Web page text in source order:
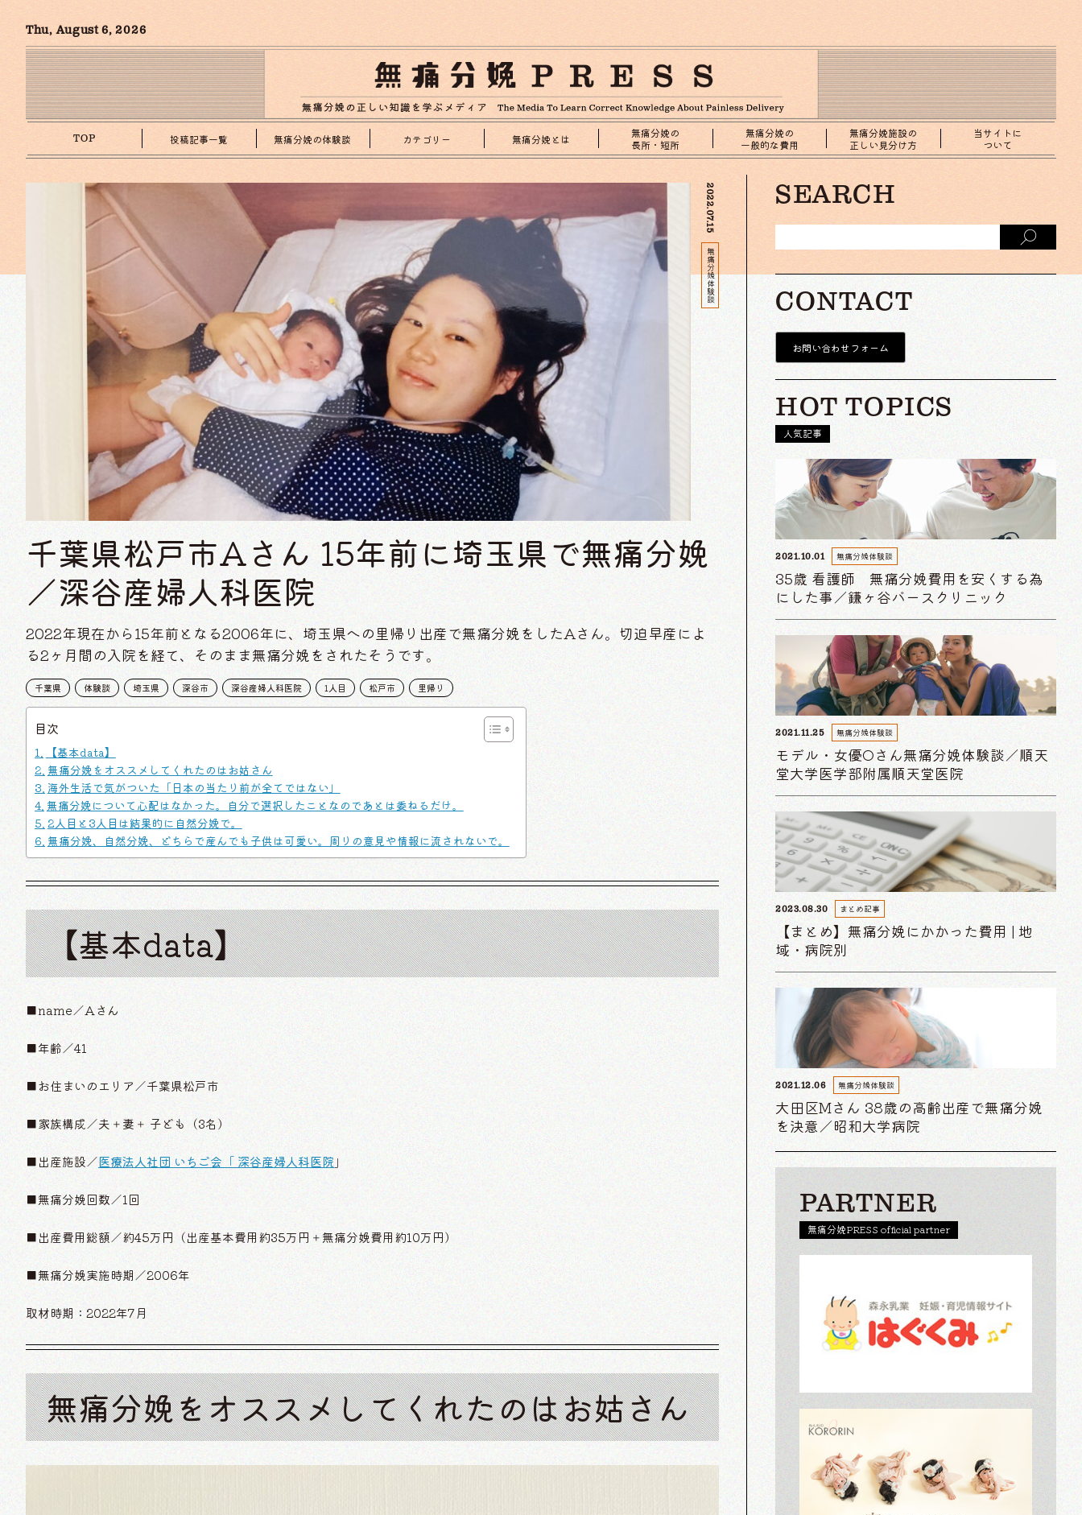
Thu, August 6, 2026
TOP 投稿記事一覧 無痛分娩の体験談 カテゴリー 無痛分娩とは
無痛分娩の
長所・短所
無痛分娩の
一般的な費用
無痛分娩施設の
正しい見分け方
当サイトに
ついて
2022.07.15
無痛分娩体験談
千葉県松戸市Aさん 15年前に埼玉県で無痛分娩
／深谷産婦人科医院
2022年現在から15年前となる2006年に、埼玉県への里帰り出産で無痛分娩をしたAさん。切迫早産によ
る2ヶ月間の入院を経て、そのまま無痛分娩をされたそうです。
千葉県 体験談 埼玉県 深谷市 深谷産婦人科医院 1人目 松戸市 里帰り
目次
【基本data】
無痛分娩をオススメしてくれたのはお姑さん
海外生活で気がついた「日本の当たり前が全てではない」
無痛分娩について心配はなかった。自分で選択したことなのであとは委ねるだけ。
2人目と3人目は結果的に自然分娩で。
無痛分娩、自然分娩、どちらで産んでも子供は可愛い。周りの意見や情報に流されないで。
【基本data】
■name／Aさん
■年齢／41
■お住まいのエリア／千葉県松戸市
■家族構成／夫＋妻＋ 子ども（3名）
■出産施設／医療法人社団 いちご会「 深谷産婦人科医院 」
■無痛分娩回数／1回
■出産費用総額／約45万円（出産基本費用約35万円＋無痛分娩費用約10万円）
■無痛分娩実施時期／2006年
取材時期：2022年7月
無痛分娩をオススメしてくれたのはお姑さん
SEARCH
CONTACT
お問い合わせフォーム
HOT TOPICS
人気記事
2021.10.01 無痛分娩体験談
35歳 看護師 無痛分娩費用を安くする為
にした事／鎌ヶ谷バースクリニック
2021.11.25 無痛分娩体験談
モデル・女優Oさん無痛分娩体験談／順天
堂大学医学部附属順天堂医院
2023.08.30 まとめ記事
【まとめ】無痛分娩にかかった費用 | 地
域・病院別
2021.12.06 無痛分娩体験談
大田区Mさん 38歳の高齢出産で無痛分娩
を決意／昭和大学病院
PARTNER
無痛分娩PRESS official partner